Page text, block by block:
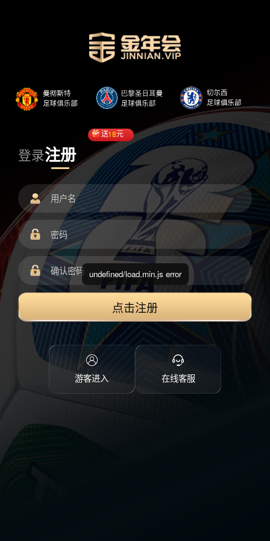
登录注册
送18元
点击注册
游客进入 在线客服
undefined/load.min.js error